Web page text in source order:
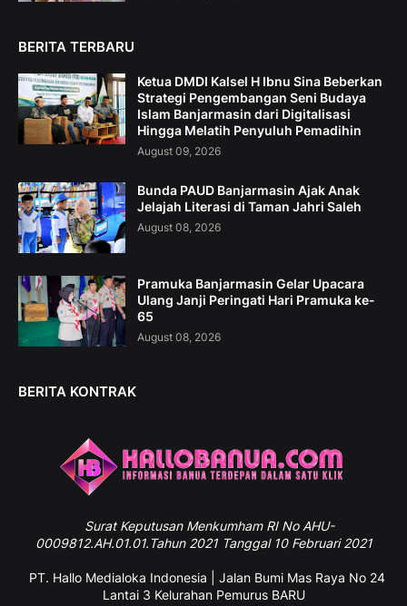
BERITA TERBARU
Ketua DMDI Kalsel H Ibnu Sina Beberkan
Strategi Pengembangan Seni Budaya
Islam Banjarmasin dari Digitalisasi
Hingga Melatih Penyuluh Pemadihin
August 09, 2026
Bunda PAUD Banjarmasin Ajak Anak
Jelajah Literasi di Taman Jahri Saleh
August 08, 2026
Pramuka Banjarmasin Gelar Upacara
Ulang Janji Peringati Hari Pramuka ke-
65
August 08, 2026
BERITA KONTRAK
SuratKeputusan Menkumham RI No AHU-
0009812.AH.01.01.Tahun 2021 Tanggal 10 Februari 2021
PT. Hallo Medialoka Indonesia | Jalan Bumi Mas Raya No 24
Lantai 3 Kelurahan Pemurus BARU